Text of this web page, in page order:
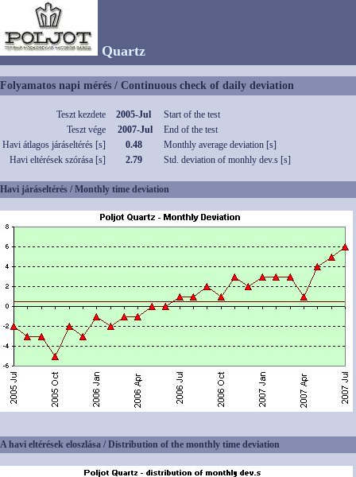
Quartz
Folyamatos napi mérés / Continuous check of daily deviation
Teszt kezdete 2005-Jul
Start of the test
Teszt vége
2007-Jul
End of the test
Havi átlagos járáseltérés [s]
0.48
Monthly average deviation [s]
Havi eltérések szórása [s]
2.79 Std. deviation of monhly dev.s [s]
Havi járáseltérés / Monthly time deviation
A havi eltérések eloszlása / Distribution of the monthly time deviation